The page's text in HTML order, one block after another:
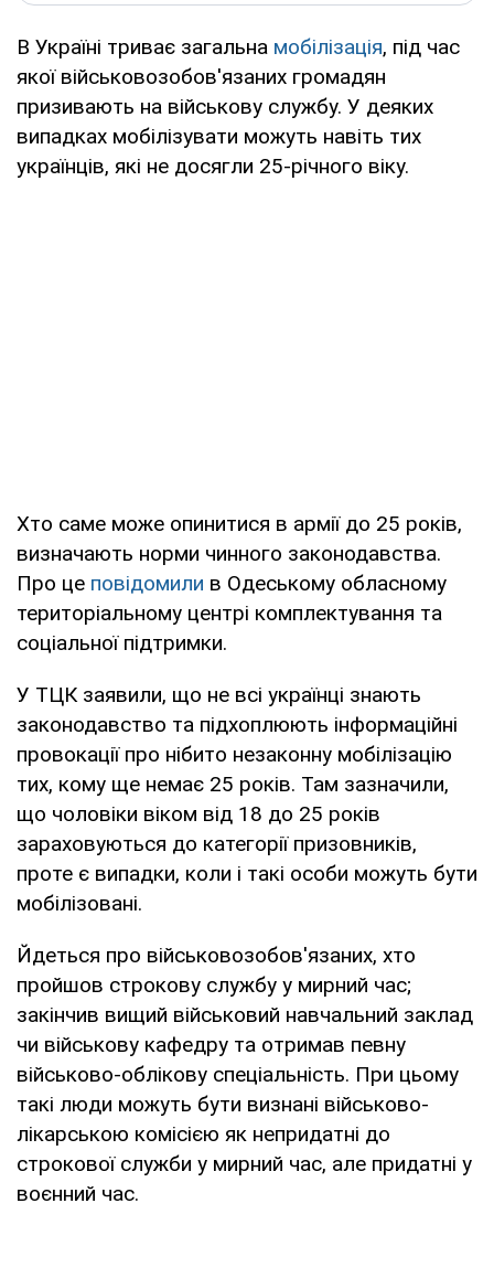
В Україні триває загальна мобілізація, під час
якої військовозобов'язаних громадян
призивають на військову службу. У деяких
випадках мобілізувати можуть навіть тих
українців, які не досягли 25-річного віку.
Хто саме може опинитися в армії до 25 років,
визначають норми чинного законодавства.
Про це повідомили в Одеському обласному
територіальному центрі комплектування та
соціальної підтримки.
У ТЦК заявили, що не всі українці знають
законодавство та підхоплюють інформаційні
провокації про нібито незаконну мобілізацію
тих, кому ще немає 25 років. Там зазначили,
що чоловіки віком від 18 до 25 років
зараховуються до категорії призовників,
проте є випадки, коли і такі особи можуть бути
мобілізовані.
Йдеться про військовозобов'язаних, хто
пройшов строкову службу у мирний час;
закінчив вищий військовий навчальний заклад
чи військову кафедру та отримав певну
військово-облікову спеціальність. При цьому
такі люди можуть бути визнані військово-
лікарською комісією як непридатні до
строкової служби у мирний час, але придатні у
воєнний час.